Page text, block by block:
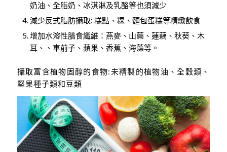
奶油、全脂奶、冰淇淋及乳酪等也須減少
減少反式脂肪攝取: 糕點、粿、麵包蛋糕等精緻飲食
增加水溶性膳食纖維：燕麥、山藥、蓮藕、秋葵、木
耳、、車前子、蘋果、香蕉、海藻等。
攝取富含植物固醇的食物:未精製的植物油、全穀類、
堅果種子類和豆類